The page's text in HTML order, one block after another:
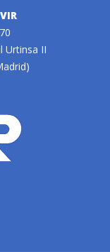
Urtinsa II